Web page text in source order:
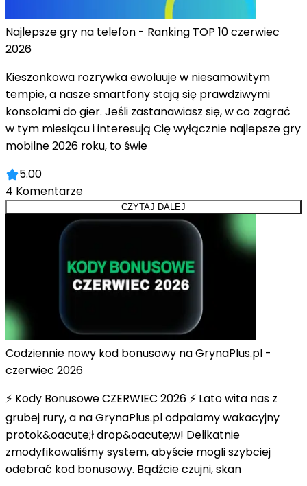
Najlepsze gry na telefon - Ranking TOP 10 czerwiec
2026
Kieszonkowa rozrywka ewoluuje w niesamowitym
tempie, a nasze smartfony stają się prawdziwymi
konsolami do gier. Jeśli zastanawiasz się, w co zagrać
w tym miesiącu i interesują Cię wyłącznie najlepsze gry
mobilne 2026 roku, to świe
5.00
4 Komentarze
CZYTAJ DALEJ
Codziennie nowy kod bonusowy na GrynaPlus.pl -
czerwiec 2026
⚡ Kody Bonusowe CZERWIEC 2026 ⚡ Lato wita nas z
grubej rury, a na GrynaPlus.pl odpalamy wakacyjny
protok&oacute;ł drop&oacute;w! Delikatnie
zmodyfikowaliśmy system, abyście mogli szybciej
odebrać kod bonusowy. Bądźcie czujni, skan